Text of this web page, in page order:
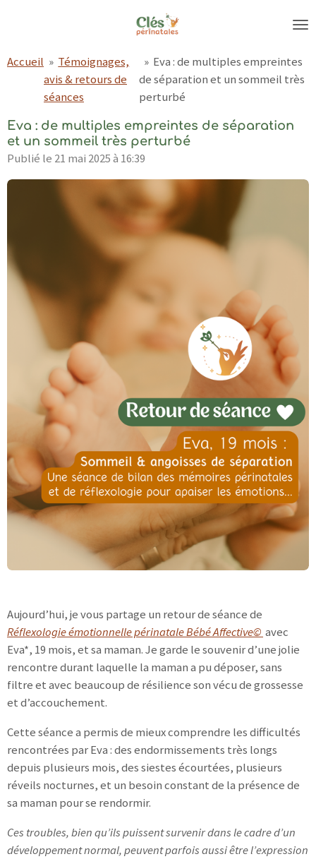
principal
Accueil » Témoignages,
avis & retours de
séances
» Eva : de multiples empreintes
de séparation et un sommeil très
perturbé
Eva : de multiples empreintes de séparation
et un sommeil très perturbé
Publié le 21 mai 2025 à 16:39
Aujourd’hui, je vous partage un retour de séance de
Réflexologie émotionnelle périnatale Bébé Affective© avec
Eva*, 19 mois, et sa maman. Je garde le souvenir d’une jolie
rencontre durant laquelle la maman a pu déposer, sans
filtre et avec beaucoup de résilience son vécu de grossesse
et d’accouchement.
Cette séance a permis de mieux comprendre les difficultés
rencontrées par Eva : des endormissements très longs
depuis plusieurs mois, des siestes écourtées, plusieurs
réveils nocturnes, et un besoin constant de la présence de
sa maman pour se rendormir.
Ces troubles, bien qu’ils puissent survenir dans le cadre d’un
développement normal, peuvent parfois aussi être l’expression